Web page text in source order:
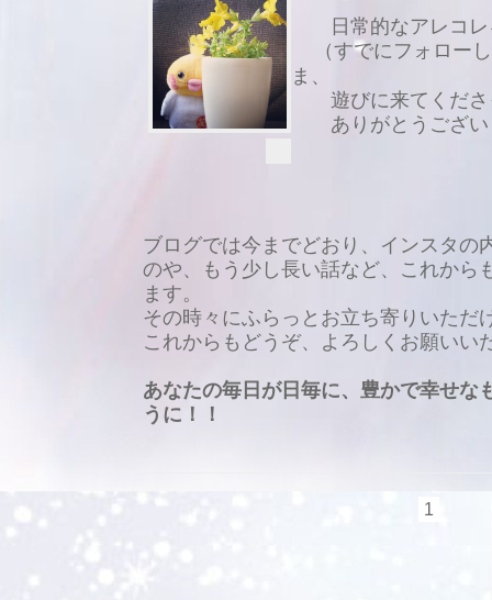
日常的なアレコレ
（すでにフォロー
ま、
遊びに来てくださ
ありがとうござい
ブログでは今までどおり、 インスタの
のや、もう少し長い話など、 これから
ます。
その時々にふらっとお立ち寄りいただ
これからもどうぞ、よろしくお願い
あなたの毎日が日毎に、 豊かで幸せな
うに！！
1